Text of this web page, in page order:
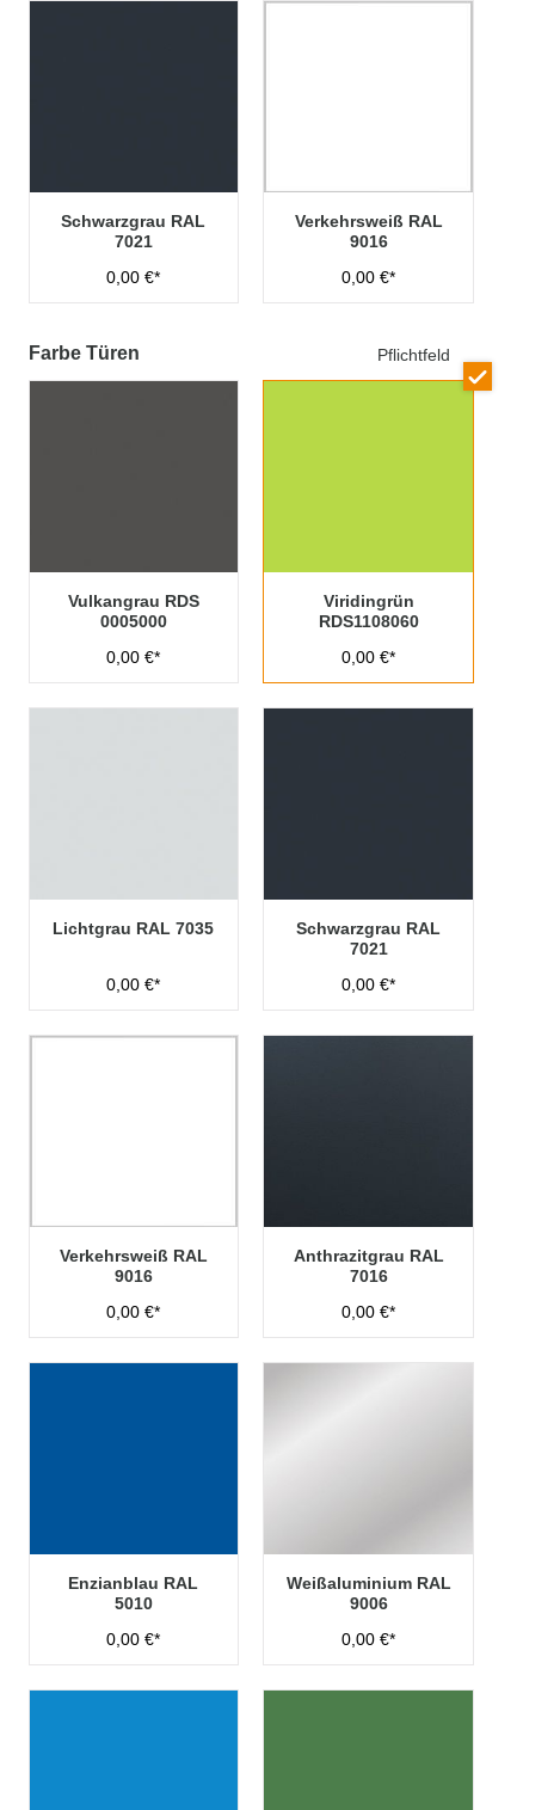
Schwarzgrau RAL
7021
0,00 €*
Verkehrsweiß RAL
9016
0,00 €*
Farbe Türen Pflichtfeld
Vulkangrau RDS
0005000
0,00 €*
Viridingrün
RDS1108060
0,00 €*
Lichtgrau RAL 7035
0,00 €*
Schwarzgrau RAL
7021
0,00 €*
Verkehrsweiß RAL
9016
0,00 €*
Anthrazitgrau RAL
7016
0,00 €*
Enzianblau RAL
5010
0,00 €*
Weißaluminium RAL
9006
0,00 €*